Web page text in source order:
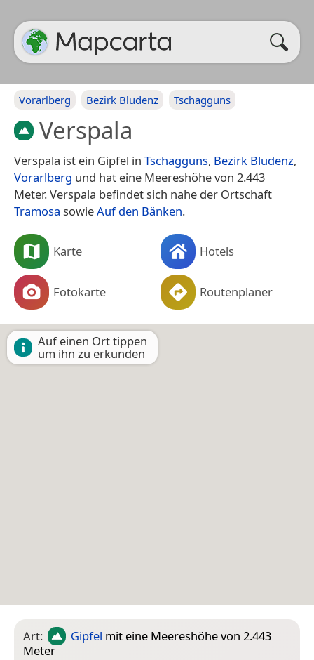
Vorarlberg Bezirk Bludenz Tschagguns
Verspala
Verspala ist ein Gipfel in Tschagguns, Bezirk Bludenz,
Vorarlberg und hat eine Meereshöhe von 2.443
Meter. Verspala befindet sich nahe der Ortschaft
Tramosa sowieAuf den Bänken.
Karte Hotels
Fotokarte Routenplaner
Auf einen Ort tippen
um ihn zu erkunden
Art: Gipfel mit eine Meereshöhe von 2.443
Meter